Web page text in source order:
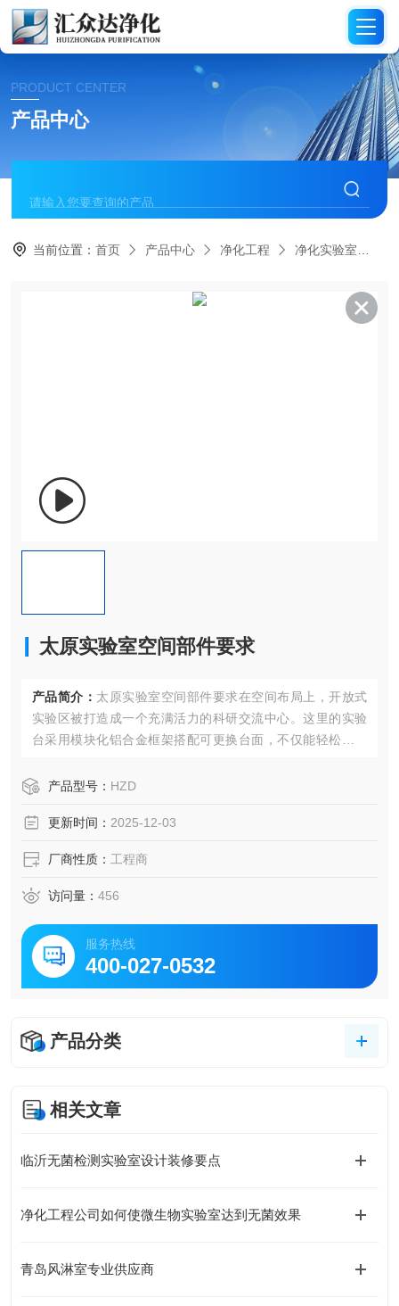
PRODUCT CENTER
产品中心
当前位置：首页 产品中心 净化工程 净化实验室
太原实验室空间部件要求
产品简介： 太原实验室空间部件要求在空间布局上，开放式
实验区被打造成一个充满活力的科研交流中心。这里的实验
台采用模块化铝合金框架搭配可更换台面，不仅能轻松应对
产品型号： HZD
更新时间： 2025-12-03
厂商性质： 工程商
访问量： 456
服务热线
400-027-0532
产品分类
相关文章
临沂无菌检测实验室设计装修要点
净化工程公司如何使微生物实验室达到无菌效果
青岛风淋室专业供应商